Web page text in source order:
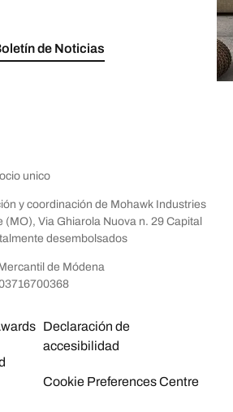
de Noticias
unico
y coordinación de Mohawk Industries
(MO), Via Ghiarola Nuova n. 29 Capital
desembolsados
de Módena
Declaración de
accesibilidad
Cookie Preferences Centre